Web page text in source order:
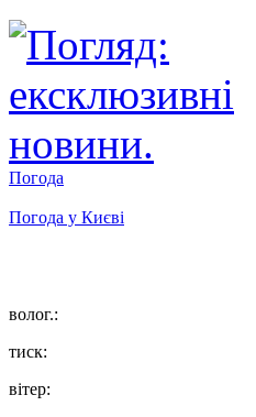
Погода
Погода у Києві
волог.:
тиск:
вітер: